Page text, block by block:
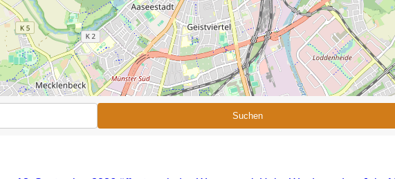
Suchen